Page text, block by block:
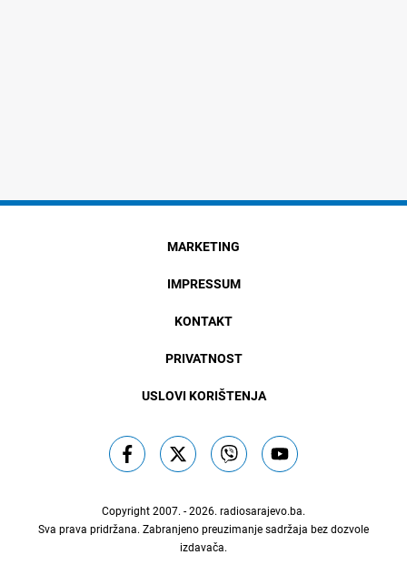
MARKETING
IMPRESSUM
KONTAKT
PRIVATNOST
USLOVI KORIŠTENJA
Copyright 2007. - 2026. radiosarajevo.ba.
Sva prava pridržana. Zabranjeno preuzimanje sadržaja bez dozvole
izdavača.